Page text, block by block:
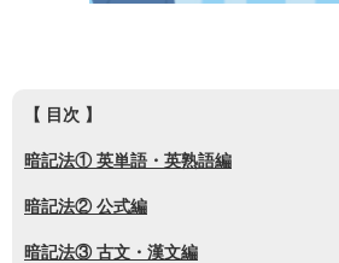
【 目次 】
暗記法① 英単語・英熟語編
暗記法② 公式編
暗記法③ 古文・漢文編